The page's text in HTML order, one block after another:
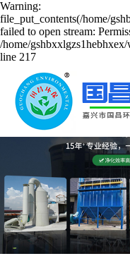
Warning:
file_put_contents(/home/
failed to open stream:
/home/
line 217